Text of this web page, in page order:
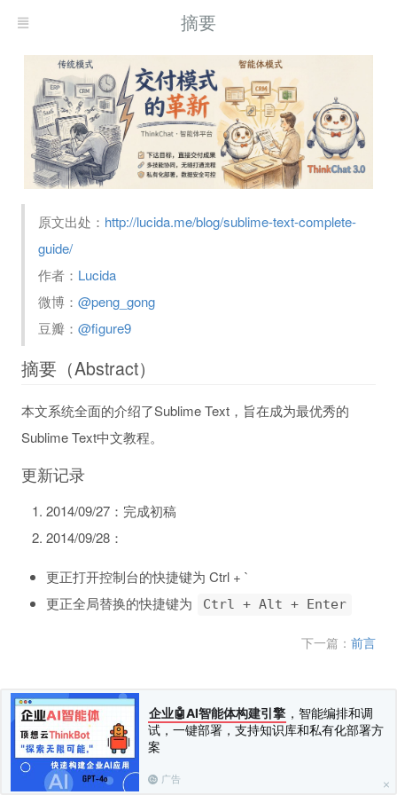
企业🤖AI智能体构建引擎 ，智能编排和调
试，一键部署，支持知识库和私有化部署方
案
广告
摘要
原文出处： http://lucida.me/blog/sublime-text-complete-
guide/
作者： Lucida
微博： @peng_gong
豆瓣： @figure9
摘要（Abstract）
本文系统全面的介绍了Sublime Text，旨在成为最优秀的
Sublime Text中文教程。
更新记录
2014/09/27：完成初稿
2014/09/28：
更正打开控制台的快捷键为 Ctrl + `
更正全局替换的快捷键为
Ctrl + Alt + Enter
下一篇： 前言